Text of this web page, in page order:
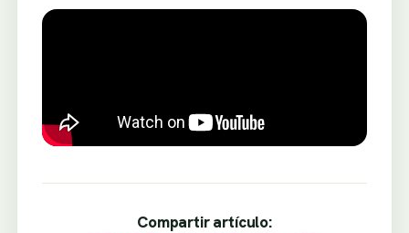
Compartir artículo: